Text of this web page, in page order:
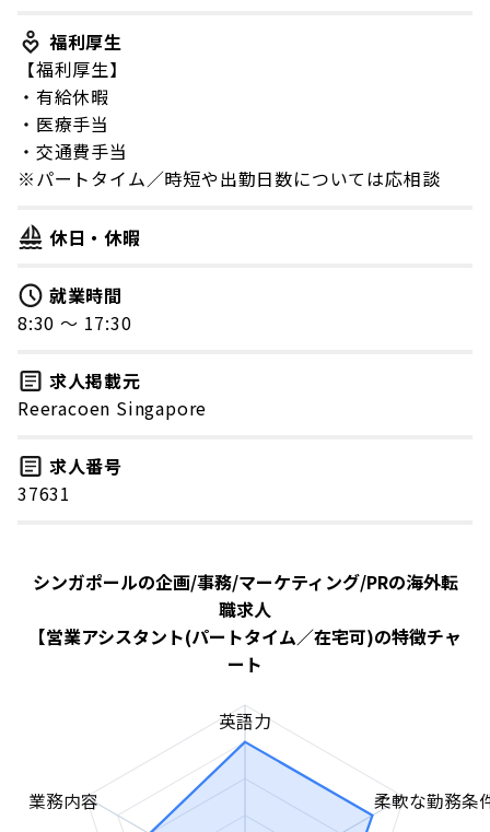
福利厚生
【福利厚生】
・有給休暇
・医療手当
・交通費手当
※パートタイム／時短や出勤日数については応相談
休日・休暇
就業時間
8:30 〜 17:30
求人掲載元
Reeracoen Singapore
求人番号
37631
シンガポールの企画/事務/マーケティング/PRの海外転
職求人
【営業アシスタント(パートタイム／在宅可)の特徴チャ
ート
英語力
柔軟な勤務条
業務内容